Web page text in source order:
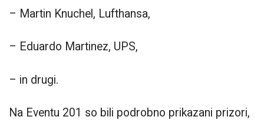
– Martin Knuchel, Lufthansa,
– Eduardo Martinez, UPS,
– in drugi.
Na Eventu 201 so bili podrobno prikazani prizori,